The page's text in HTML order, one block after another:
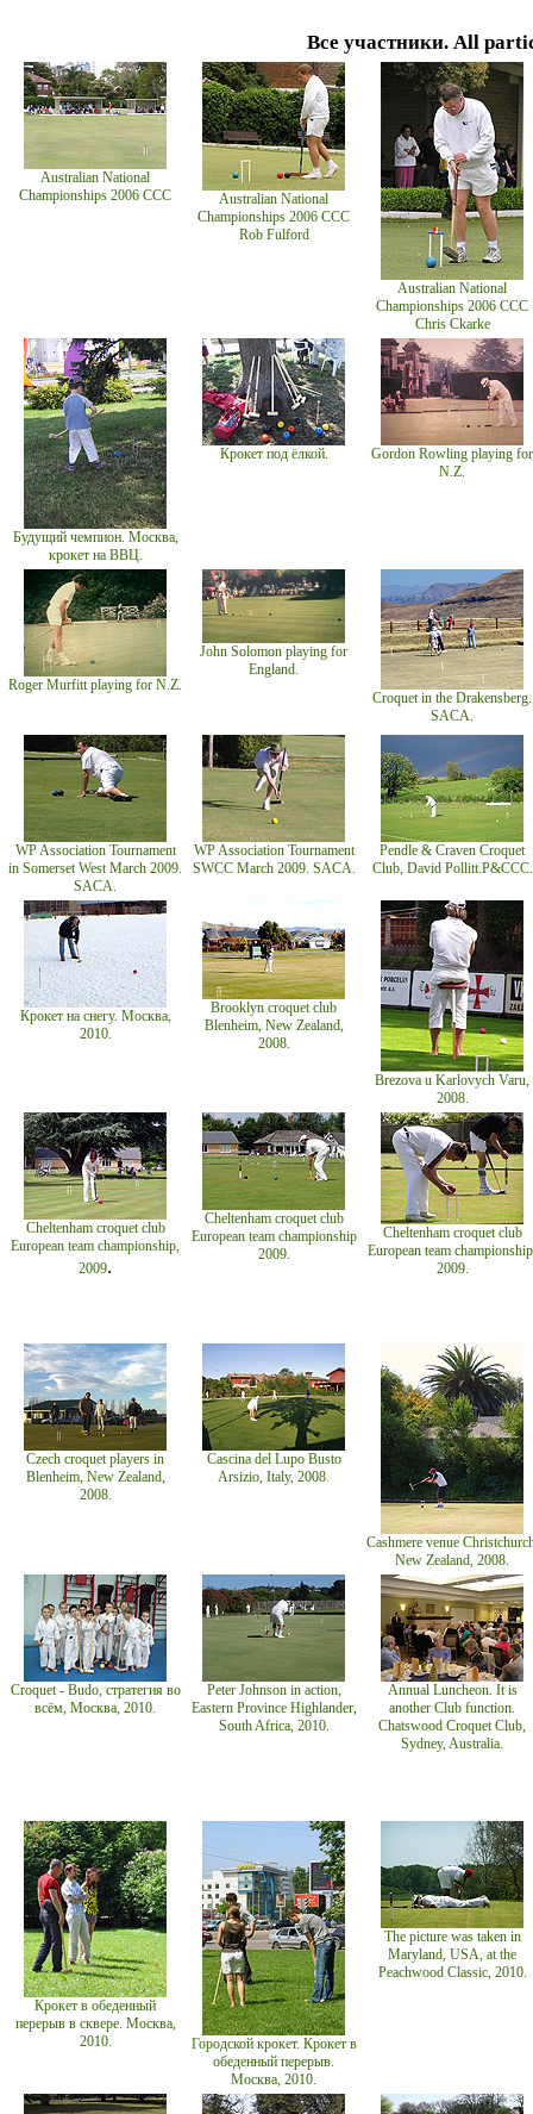
Все участники. All
Australian National
Championships 2006 CCC
Australian National
Championships 2006 CCC
Rob Fulford
Australian National
Championships 2006 CCC
Chris Ckarke
Будущий чемпион. Москва,
крокет на ВВЦ.
Крокет под ёлкой.
Gordon Rowling playing for
N.Z.
Roger Murfitt playing for N.Z.
John Solomon playing for
England.
Croquet in the Drakensberg.
SACA.
WP Association Tournament
in Somerset West March 2009.
SACA.
WP Association Tournament
SWCC March 2009. SACA.
Pendle & Craven Croquet
Club, David Pollitt.P&CCC.
Крокет на снегу. Москва,
2010.
Brooklyn croquet club
Blenheim, New Zealand,
2008.
Brezova u Karlovych Varu,
2008.
Cheltenham croquet club
European team championship,
2009.
Cheltenham croquet club
European team championship
2009.
Cheltenham croquet club
European team
2009.
Czech croquet players in
Blenheim, New Zealand,
2008.
Cascina del Lupo Busto
Arsizio, Italy, 2008.
Cashmere venue
New Zealand, 2008.
Croquet - Budo, стратегия во
всём, Москва, 2010.
Peter Johnson in action,
Eastern Province Highlander,
South Africa, 2010.
Annual Luncheon. It is
another Club function.
Chatswood Croquet Club,
Sydney, Australia.
Крокет в обеденный
перерыв в сквере. Москва,
2010.
Городской крокет. Крокет в
обеденный перерыв.
Москва, 2010.
The picture was taken in
Maryland, USA, at the
Peachwood Classic, 2010.